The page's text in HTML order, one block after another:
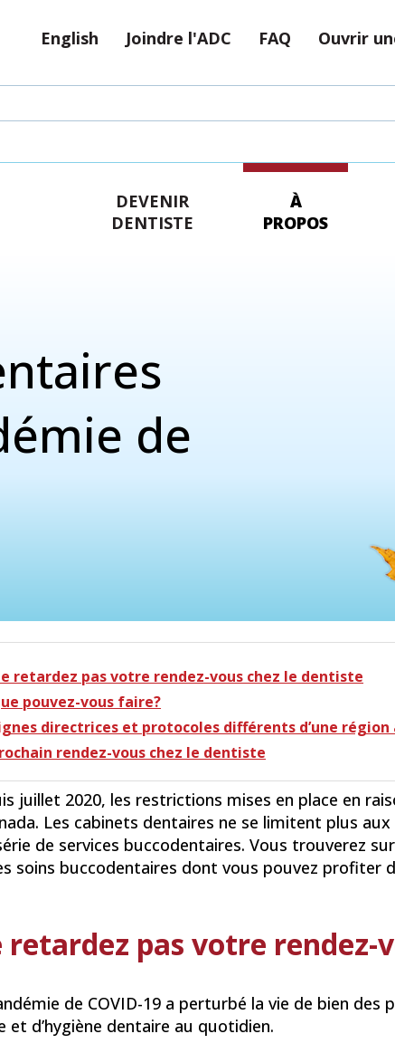
English Joindre l'ADC FAQ Ouvrir
DEVENIR
DENTISTE
À
PROPOS
de
retardez pas votre rendez-vous chez le dentiste
pouvez-vous faire?
directrices et protocoles différents d’une région
rendez-vous chez le dentiste
juillet 2020, les restrictions mises en place en
Les cabinets dentaires ne se limitent plus
de services buccodentaires. Vous trouverez
soins buccodentaires dont vous pouvez profiter
retardez pas votre rendez-
de COVID-19 a perturbé la vie de bien
et d’hygiène dentaire au quotidien.